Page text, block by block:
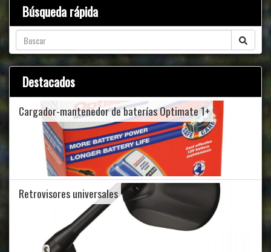
Búsqueda rápida
Destacados
Cargador-mantenedor de baterías Optimate 1+
Retrovisores universales